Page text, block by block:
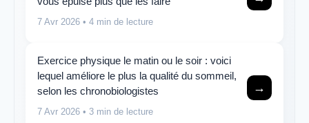
7 Avr 2026 • 4 min de lecture
Exercice physique le matin ou le soir : voici
lequel améliore le plus la qualité du sommeil,
selon les chronobiologistes
7 Avr 2026 • 3 min de lecture
→